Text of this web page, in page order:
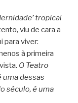
tropical
viu de cara a
para viver:
à primeira
O Teatro
uma dessas
século, é uma